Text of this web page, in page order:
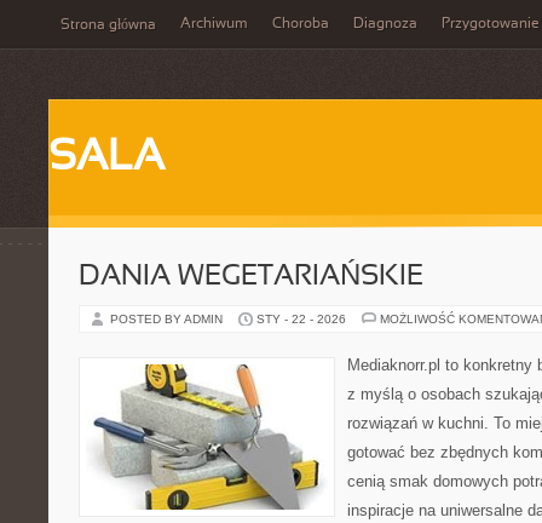
Strona główna Archiwum Choroba Diagnoza Przygotowanie
SALA
DANIA WEGETARIAŃSKIE
POSTED BY ADMIN STY - 22 - 2026 MOŻLIWOŚĆ
Mediaknorr.pl to konkretny
z myślą o osobach
rozwiązań w kuchni. To
gotować bez zbędnych
cenią smak domowych
inspiracje na uniwersalne